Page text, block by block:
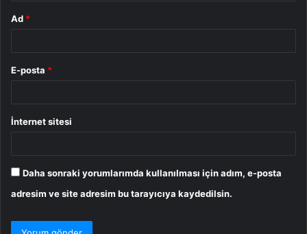
Ad *
E-posta *
İnternet sitesi
Daha sonraki yorumlarımda kullanılması için adım, e-posta
adresim ve site adresim bu tarayıcıya kaydedilsin.